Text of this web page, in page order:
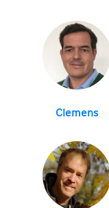
Clemens